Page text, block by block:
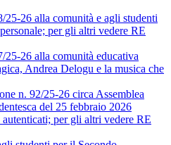
25-26 alla comunità e agli studenti
per gli altri vedere RE
25-26 alla comunità educativa
Andrea Delogu e la musica che
n. 92/25-26 circa Assemblea
del 25 febbraio 2026
autenticati; per gli altri vedere RE